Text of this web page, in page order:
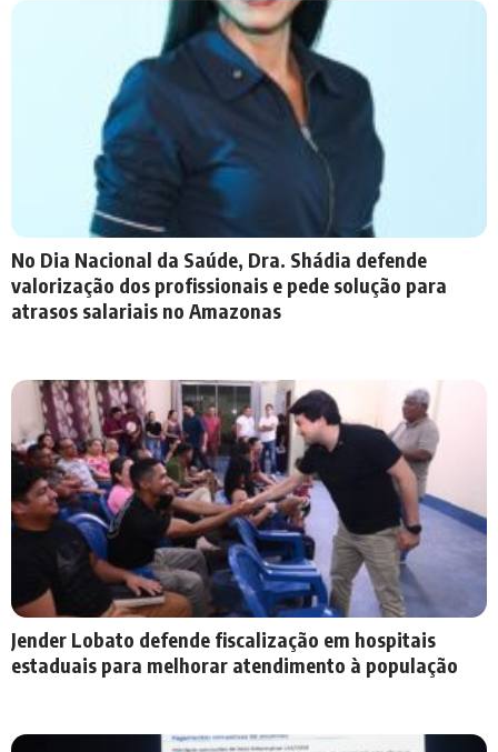
No Dia Nacional da Saúde, Dra. Shádia defende
valorização dos profissionais e pede solução para
atrasos salariais no Amazonas
Jender Lobato defende fiscalização em hospitais
estaduais para melhorar atendimento à população